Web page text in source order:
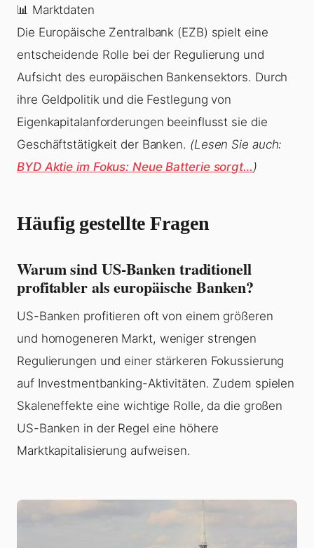
📊 Marktdaten
Die Europäische Zentralbank (EZB) spielt eine
entscheidende Rolle bei der Regulierung und
Aufsicht des europäischen Bankensektors. Durch
ihre Geldpolitik und die Festlegung von
Eigenkapitalanforderungen beeinflusst sie die
Geschäftstätigkeit der Banken. (Lesen Sie auch:
BYD Aktie im Fokus: Neue Batterie sorgt… )
Häufig gestellte Fragen
Warum sind US-Banken traditionell
profitabler als europäische Banken?
US-Banken profitieren oft von einem größeren
und homogeneren Markt, weniger strengen
Regulierungen und einer stärkeren Fokussierung
auf Investmentbanking-Aktivitäten. Zudem spielen
Skaleneffekte eine wichtige Rolle, da die großen
US-Banken in der Regel eine höhere
Marktkapitalisierung aufweisen.